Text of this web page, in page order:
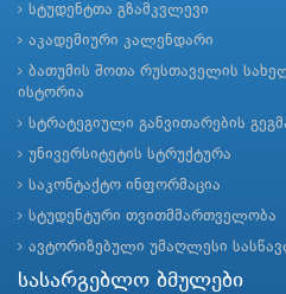
სტუდენტთა გზამკვლევი
აკადემიური კალენდარი
ბათუმის შოთა რუსთაველის
ისტორია
სტრატეგიული განვითარების
უნივერსიტეტის სტრუქტურა
საკონტაქტო ინფორმაცია
სტუდენტური თვითმმართველობა
ავტორიზებული უმაღლესი
სასარგებლო ბმულები